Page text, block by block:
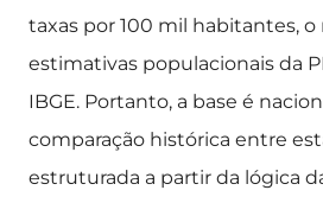
taxas por 100 mil habitantes, o
estimativas populacionais da
IBGE. Portanto, a base é
comparação histórica entre
estruturada a partir da lógica